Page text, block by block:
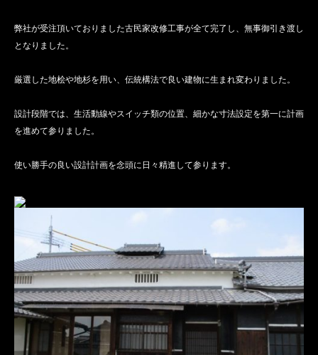
弊社が受注頂いておりました古民家改修工事が全て完了し、無事御引き渡し
となりました。
厳選した地桧や地杉を用い、伝統構法で良い建物に生まれ変わりました。
設計段階では、生活動線やスイッチ類の位置、細かな寸法設定を第一に計画
を進めて参りました。
使い勝手の良い設計計画を念頭に日々精進して参ります。